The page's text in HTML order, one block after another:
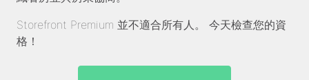
Storefront Premium 並不適合所有人。 今天檢查您的資
格！